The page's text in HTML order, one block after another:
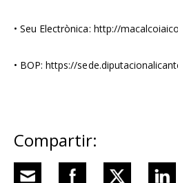
• Seu Electrònica: http://
• BOP:https://
Compartir: